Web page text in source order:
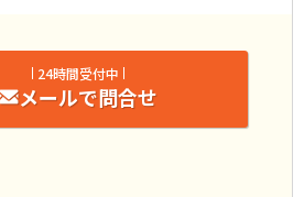
24時間受付中
メールで問合せ